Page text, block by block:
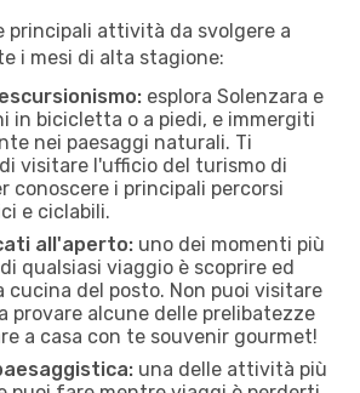
principali attività da svolgere a
i mesi di alta stagione:
esplora Solenzara e
in bicicletta o a piedi, e immergiti
nei paesaggi naturali. Ti
visitare l'ufficio del turismo di
conoscere i principali percorsi
e ciclabili.
all'aperto: uno dei momenti più
qualsiasi viaggio è scoprire ed
cucina del posto. Non puoi visitare
provare alcune delle prelibatezze
a casa con te souvenir gourmet!
una delle attività più